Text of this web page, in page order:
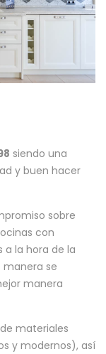
siendo una
y buen hacer
sobre
con
a la hora de la
manera se
manera
materiales
y modernos), así